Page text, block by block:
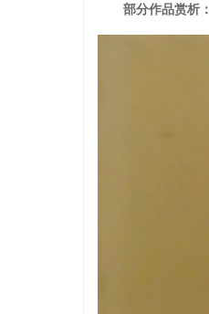
部分作品赏析：